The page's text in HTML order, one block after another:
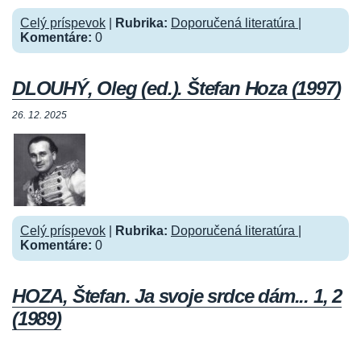
Celý príspevok Rubrika: Doporučená literatúra
Komentáre: 0
DLOUHÝ, Oleg (ed.). Štefan Hoza (1997)
26. 12. 2025
Celý príspevok Rubrika: Doporučená literatúra
Komentáre: 0
HOZA, Štefan. Ja svoje srdce dám... 1, 2
(1989)